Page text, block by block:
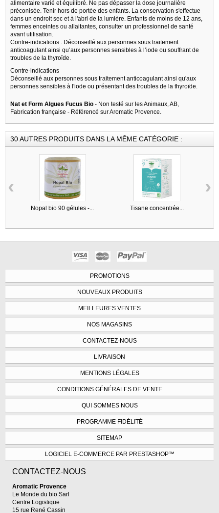
alimentaire varié et équilibré. Ne pas dépasser la dose journalière
préconisée. Tenir hors de portée des enfants. La conservation s'effectue
dans un endroit sec et à l'abri de la lumière. Enfants de moins de 12 ans,
femmes enceintes ou allaitantes, consulter un professionnel de santé
avant utilisation.
Contre-indications : Déconseillé aux personnes sous traitement
anticoagulant ainsi qu’aux personnes sensibles à l’iode ou souffrant de
troubles de la thyroïde.
Contre-indications
Déconseillé aux personnes sous traitement anticoagulant ainsi qu'aux
personnes sensibles à l'iode ou présentant des troubles de la thyroïde.
Nat et Form Algues Fucus Bio - Non testé sur les Animaux, AB,
Fabrication française - Référencé sur Aromatic Provence.
30 AUTRES PRODUITS DANS LA MÊME CATÉGORIE :
Nopal bio 90 gélules -... Tisane concentrée...
‹ ›
PROMOTIONS
NOUVEAUX PRODUITS
MEILLEURES VENTES
NOS MAGASINS
CONTACTEZ-NOUS
LIVRAISON
MENTIONS LÉGALES
CONDITIONS GÉNÉRALES DE VENTE
QUI SOMMES NOUS
PROGRAMME FIDÉLITÉ
SITEMAP
LOGICIEL E-COMMERCE PAR PRESTASHOP™
CONTACTEZ-NOUS
Aromatic Provence
Le Monde du bio Sarl
Centre Logistique
15 rue René Cassin